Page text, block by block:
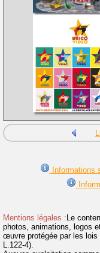
Informations
Mentions légales : Le
photos, animations, logos
œuvre protégée par les lois
L.122-4).